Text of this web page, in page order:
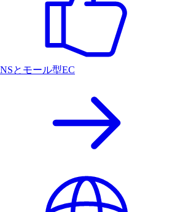
とモール型EC